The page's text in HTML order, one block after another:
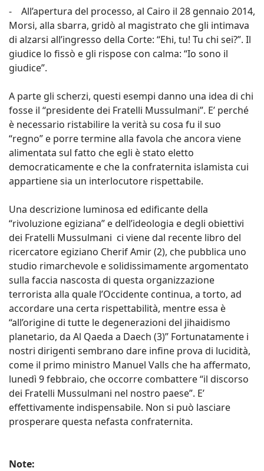
- All’apertura del processo, al Cairo il 28 gennaio 2014,
Morsi, alla sbarra, gridò al magistrato che gli intimava
di alzarsi all’ingresso della Corte: “Ehi, tu! Tu chi sei?”. Il
giudice lo fissò e gli rispose con calma: “Io sono il
giudice”.
A parte gli scherzi, questi esempi danno una idea di chi
fosse il “presidente dei Fratelli Mussulmani”. E’ perché
è necessario ristabilire la verità su cosa fu il suo
“regno” e porre termine alla favola che ancora viene
alimentata sul fatto che egli è stato eletto
democraticamente e che la confraternita islamista cui
appartiene sia un interlocutore rispettabile.
Una descrizione luminosa ed edificante della
“rivoluzione egiziana” e dell’ideologia e degli obiettivi
dei Fratelli Mussulmani ci viene dal recente libro del
ricercatore egiziano Cherif Amir (2), che pubblica uno
studio rimarchevole e solidissimamente argomentato
sulla faccia nascosta di questa organizzazione
terrorista alla quale l’Occidente continua, a torto, ad
accordare una certa rispettabilità, mentre essa è
“all’origine di tutte le degenerazioni del jihaidismo
planetario, da Al Qaeda a Daech (3)” Fortunatamente i
nostri dirigenti sembrano dare infine prova di lucidità,
come il primo ministro Manuel Valls che ha affermato,
lunedì 9 febbraio, che occorre combattere “il discorso
dei Fratelli Mussulmani nel nostro paese”. E’
effettivamente indispensabile. Non si può lasciare
prosperare questa nefasta confraternita.
Note: